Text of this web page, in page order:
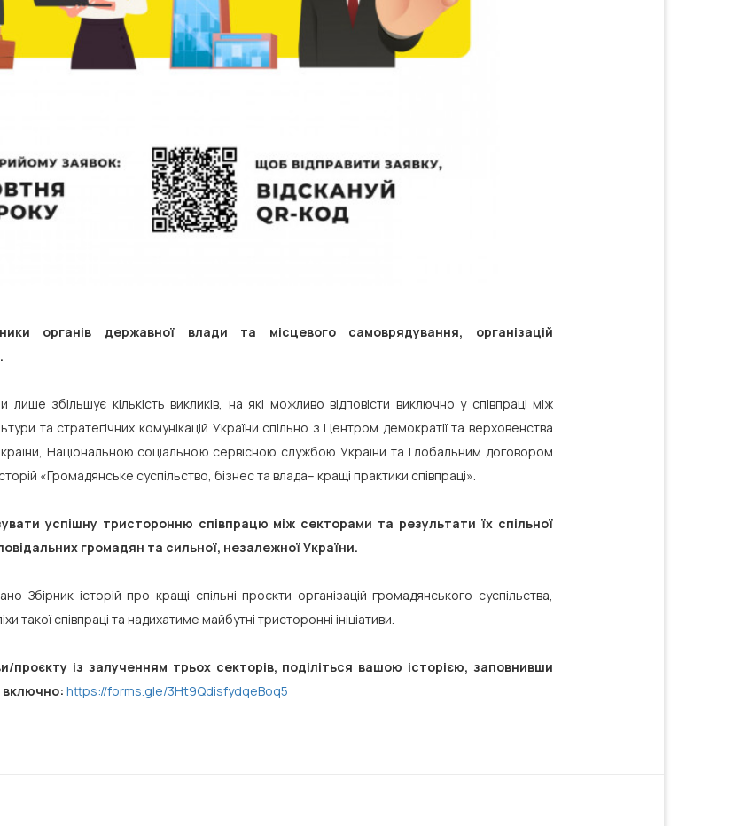
органів державної влади та місцевого самоврядування, організацій
збільшує кількість викликів, на які можливо відповісти виключно у співпраці між
та стратегічних комунікацій України спільно з Центром демократії та верховенства
Національною соціальною сервісною службою України та Глобальним договором
«Громадянське суспільство, бізнес та влада– кращі практики співпраці».
успішну тристоронню співпрацю між секторами та результати їх спільної
громадян та сильної, незалежної України.
Збірник історій про кращі спільні проєкти організацій громадянського суспільства,
такої співпраці та надихатиме майбутні тристоронні ініціативи.
проєкту із залученням трьох секторів, поділіться вашою історією, заповнивши
включно: https://forms.gle/3Ht9QdisfydqeBoq5